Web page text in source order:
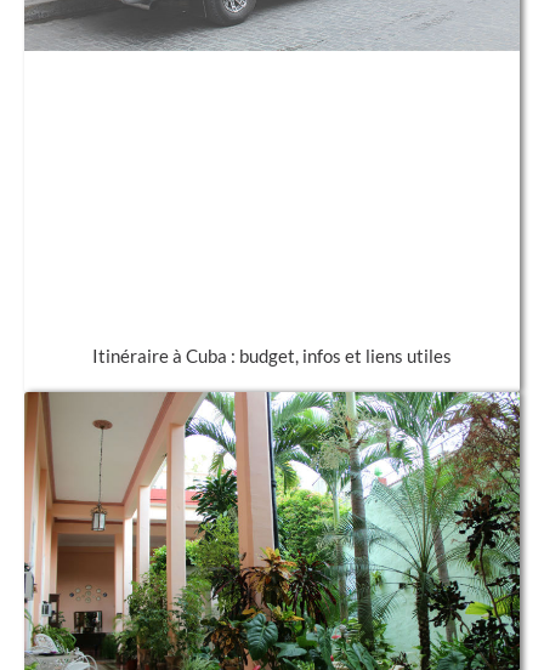
Itinéraire à Cuba : budget, infos et liens utiles